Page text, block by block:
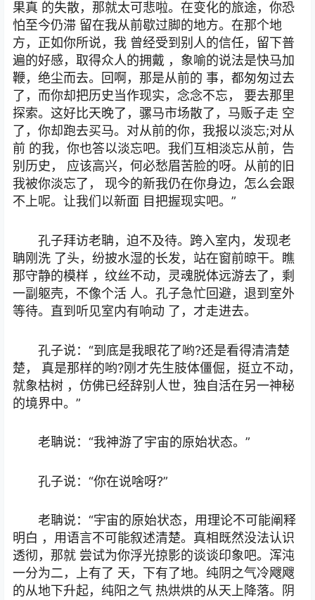
果真 的失散，那就太可悲啦。在变化的旅途，你恐
怕至今仍滞 留在我从前歇过脚的地方。在那个地
方，正如你所说，我 曾经受到别人的信任，留下普
遍的好感，取得众人的拥戴 ，象喻的说法是快马加
鞭，绝尘而去。回啊，那是从前的 事，都匆匆过去
了，而你却把历史当作现实，念念不忘， 要去那里
探索。这好比天晚了，骡马市场散了，马贩子走 空
了，你却跑去买马。对从前的你，我报以淡忘;对从
前 的我，你也答以淡忘吧。我们互相淡忘从前，告
别历史， 应该高兴，何必愁眉苦脸的呀。从前的旧
我被你淡忘了， 现今的新我仍在你身边，怎么会跟
不上呢。让我们以新面 目把握现实吧。”
孔子拜访老聃，迫不及待。跨入室内，发现老
聃刚洗 了头，纷披水湿的长发，站在窗前晾干。瞧
那守静的模样 ，纹丝不动，灵魂脱体远游去了，剩
一副躯壳，不像个活 人。孔子急忙回避，退到室外
等待。直到听见室内有响动 了，才走进去。
孔子说：“到底是我眼花了哟?还是看得清清楚
楚， 真是那样的哟?刚才先生肢体僵倔，挺立不动，
就象枯树 ，仿佛已经辞别人世，独自活在另一神秘
的境界中。”
老聃说：“我神游了宇宙的原始状态。”
孔子说：“你在说啥呀?”
老聃说：“宇宙的原始状态，用理论不可能阐释
明白 ，用语言不可能叙述清楚。真相既然没法认识
透彻，那就 尝试为你浮光掠影的谈谈印象吧。浑沌
一分为二，上有了 天，下有了地。纯阴之气冷飕飕
的从地下升起，纯阳之气 热烘烘的从天上降落。阴